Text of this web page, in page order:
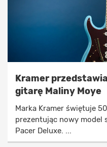
Kramer
gitarę Maliny Moye
Marka Kramer świętuje
prezentując nowy model
Pacer Deluxe. ...